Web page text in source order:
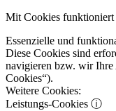
Mit Cookies funktioniert
Essenzielle und
Diese Cookies sind
navigieren bzw. wir Ihre
Cookies“).
Weitere Cookies:
Leistungs-Cookies ⓘ